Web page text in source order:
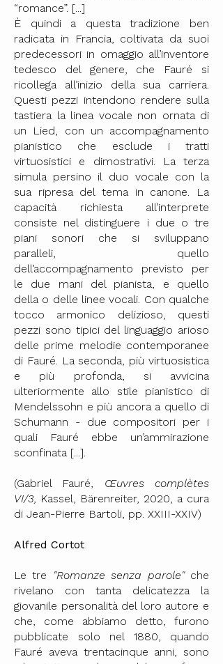
“romance”. [...]
È quindi a questa tradizione ben
radicata in Francia, coltivata da suoi
predecessori in omaggio all’inventore
tedesco del genere, che Fauré si
ricollega all’inizio della sua carriera.
Questi pezzi intendono rendere sulla
tastiera la linea vocale non ornata di
un Lied, con un accompagnamento
pianistico che esclude i tratti
virtuosistici e dimostrativi. La terza
simula persino il duo vocale con la
sua ripresa del tema in canone. La
capacità richiesta all’interprete
consiste nel distinguere i due o tre
piani sonori che si sviluppano
paralleli, quello
dell’accompagnamento previsto per
le due mani del pianista, e quello
della o delle linee vocali. Con qualche
tocco armonico delizioso, questi
pezzi sono tipici del linguaggio arioso
delle prime melodie contemporanee
di Fauré. La seconda, più virtuosistica
e più profonda, si avvicina
ulteriormente allo stile pianistico di
Mendelssohn e più ancora a quello di
Schumann - due compositori per i
quali Fauré ebbe un’ammirazione
sconfinata [...].
(Gabriel Fauré, Œuvres complètes
VI/3, Kassel, Bärenreiter, 2020, a cura
di Jean-Pierre Bartoli, pp. XXIII-XXIV)
Alfred Cortot
Le tre "Romanze senza parole"che
rivelano con tanta delicatezza la
giovanile personalità del loro autore e
che, come abbiamo detto, furono
pubblicate solo nel 1880, quando
Fauré aveva trentacinque anni, sono